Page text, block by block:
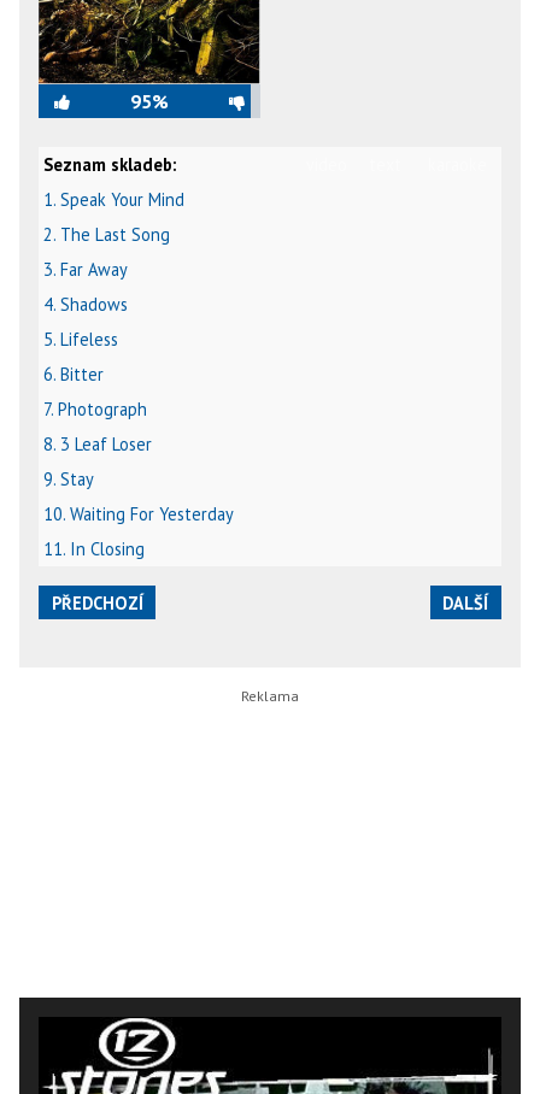
95%
Seznam skladeb:
1. Speak Your Mind
2. The Last Song
3. Far Away
4. Shadows
5. Lifeless
6. Bitter
7. Photograph
8. 3 Leaf Loser
9. Stay
10. Waiting For Yesterday
11. In Closing
PŘEDCHOZÍ DALŠÍ